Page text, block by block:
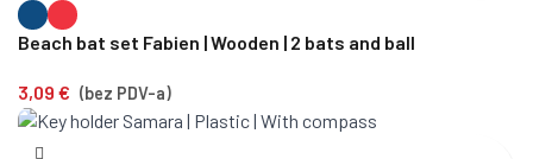
Beach bat set Fabien | Wooden | 2 bats and ball
3,09 € (bez PDV-a)